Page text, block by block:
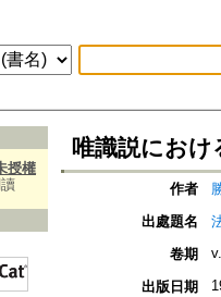
授權
唯識説にお
作者
出處題名
卷期
出版日期